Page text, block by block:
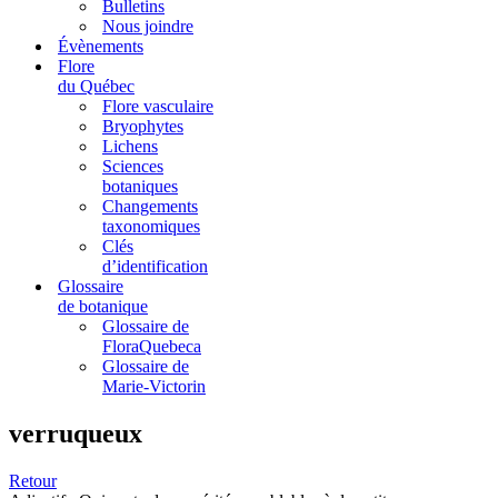
Bulletins
Nous joindre
Évènements
Flore
du Québec
Flore vasculaire
Bryophytes
Lichens
Sciences
botaniques
Changements
taxonomiques
Clés
d’identification
Glossaire
de botanique
Glossaire de
FloraQuebeca
Glossaire de
Marie-Victorin
verruqueux
Retour